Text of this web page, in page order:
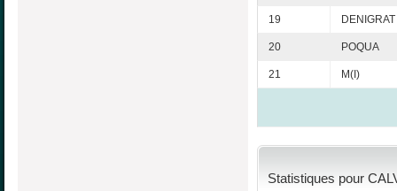
19 DENIGRAT
20 POQUA
21 M(I)
Statistiques pour